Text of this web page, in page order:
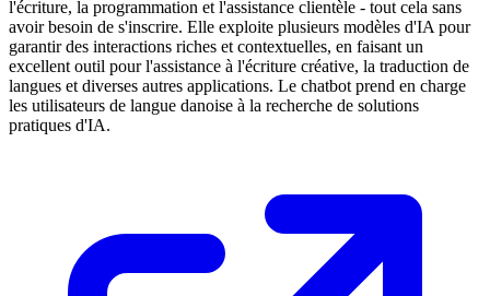
l'écriture, la programmation et l'assistance clientèle - tout cela sans
avoir besoin de s'inscrire. Elle exploite plusieurs modèles d'IA pour
garantir des interactions riches et contextuelles, en faisant un
excellent outil pour l'assistance à l'écriture créative, la traduction de
langues et diverses autres applications. Le chatbot prend en charge
les utilisateurs de langue danoise à la recherche de solutions
pratiques d'IA.